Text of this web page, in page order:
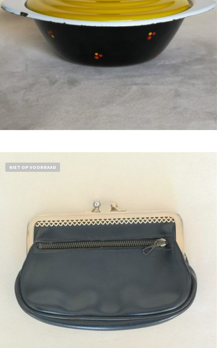
NIET OP VOORRAAD